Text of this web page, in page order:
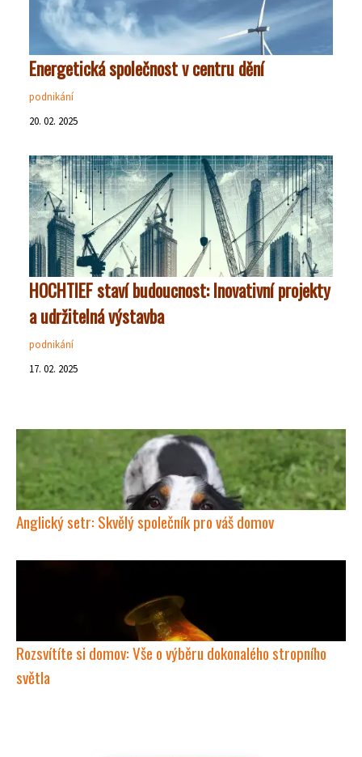
Energetická společnost v centru dění
podnikání
20. 02. 2025
HOCHTIEF staví budoucnost: Inovativní projekty
a udržitelná výstavba
podnikání
17. 02. 2025
Anglický setr: Skvělý společník pro váš domov
Rozsvítíte si domov: Vše o výběru dokonalého stropního
světla